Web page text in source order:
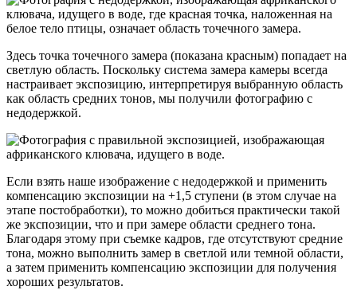
Здесь точка точечного замера (показана красным) попадает на
светлую область. Поскольку система замера камеры всегда
настраивает экспозицию, интерпретируя выбранную область
как область средних тонов, мы получили фотографию с
недодержкой.
Если взять наше изображение с недодержкой и применить
компенсацию экспозиции на +1,5 ступени (в этом случае на
этапе постобработки), то можно добиться практически такой
же экспозиции, что и при замере области среднего тона.
Благодаря этому при съемке кадров, где отсутствуют средние
тона, можно выполнить замер в светлой или темной области,
а затем применить компенсацию экспозиции для получения
хороших результатов.